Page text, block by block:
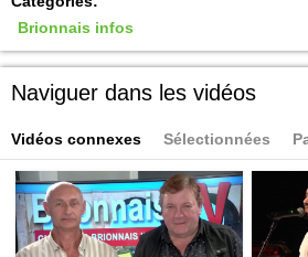
Brionnais infos
Naviguer dans les vidéos
Vidéos connexes Sélectionnées